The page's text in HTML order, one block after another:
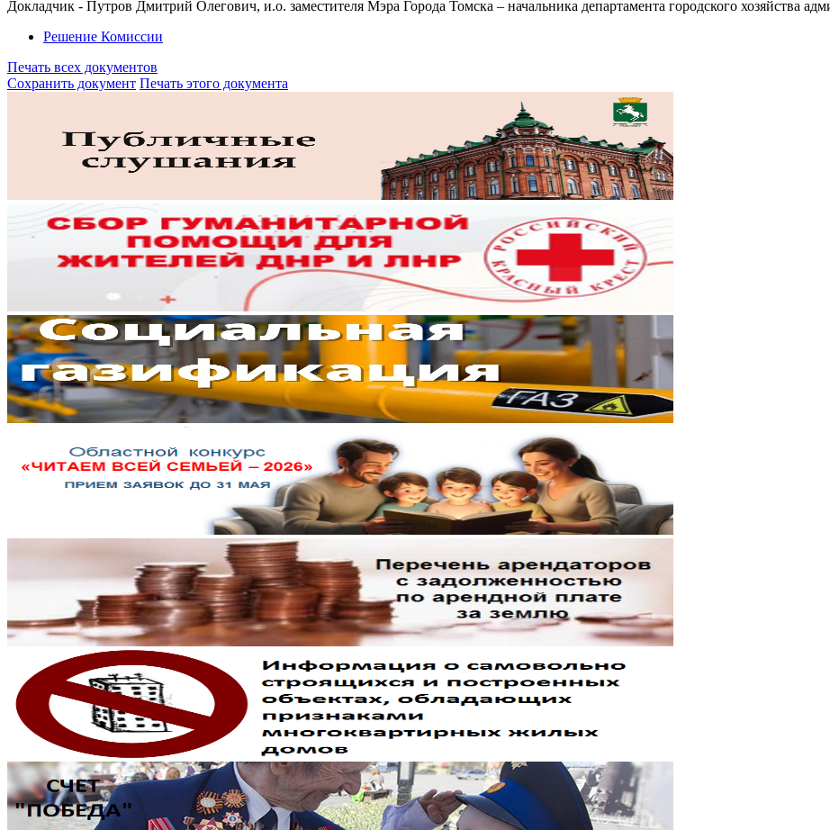
Докладчик - Путров Дмитрий Олегович, и.о. заместителя Мэра Города Томска – начальника департамента городского хозяйства
Решение Комиссии
Печать всех документов
Сохранить документ Печать этого документа